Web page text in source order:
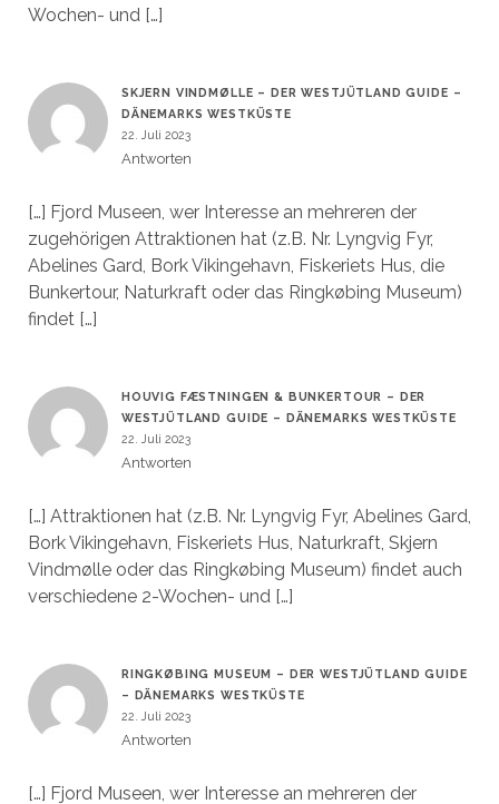
Wochen- und […]
SKJERN VINDMØLLE – DER WESTJÜTLAND GUIDE –
DÄNEMARKS WESTKÜSTE
22. Juli 2023
Antworten
[…] Fjord Museen, wer Interesse an mehreren der
zugehörigen Attraktionen hat (z.B. Nr. Lyngvig Fyr,
Abelines Gard, Bork Vikingehavn, Fiskeriets Hus, die
Bunkertour, Naturkraft oder das Ringkøbing Museum)
findet […]
HOUVIG FÆSTNINGEN & BUNKERTOUR – DER
WESTJÜTLAND GUIDE – DÄNEMARKS WESTKÜSTE
22. Juli 2023
Antworten
[…] Attraktionen hat (z.B. Nr. Lyngvig Fyr, Abelines Gard,
Bork Vikingehavn, Fiskeriets Hus, Naturkraft, Skjern
Vindmølle oder das Ringkøbing Museum) findet auch
verschiedene 2-Wochen- und […]
RINGKØBING MUSEUM – DER WESTJÜTLAND GUIDE
– DÄNEMARKS WESTKÜSTE
22. Juli 2023
Antworten
[…] Fjord Museen, wer Interesse an mehreren der